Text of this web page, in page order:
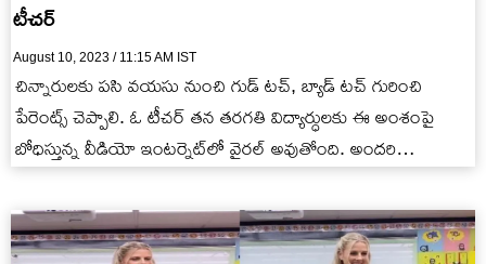
టీచర్
August 10, 2023 / 11:15 AM IST
చిన్నారులకు పసి వయసు నుంచి గుడ్ టచ్, బ్యాడ్ టచ్ గురించి
పేరెంట్స్ చెప్పాలి. ఓ టీచర్ తన తరగతి విద్యార్ధులకు ఈ అంశంపై
బోధిస్తున్న వీడియో ఇంటర్నెట్‌లో వైరల్ అవుతోంది. అందరి